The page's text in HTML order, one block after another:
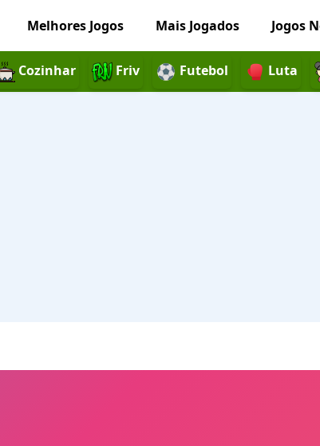
Melhores Jogos Mais Jogados Jogos
Cozinhar Friv Futebol Luta